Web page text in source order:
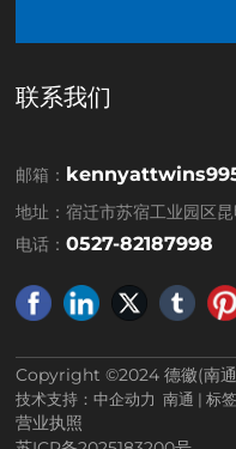
联系我们
邮箱：
地址：宿迁市苏宿工业园区昆
电话：0527-82187998
Copyright ©2024 德徽(南通
技术支持：中企动力 南通 |标签
营业执照